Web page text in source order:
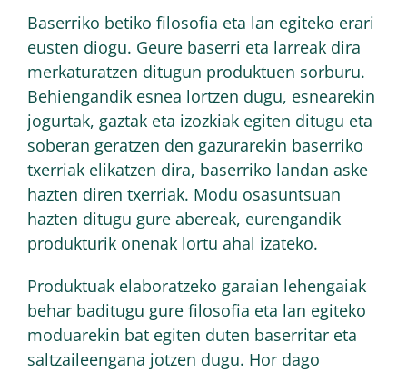
Baserriko betiko filosofia eta lan egiteko erari
eusten diogu. Geure baserri eta larreak dira
merkaturatzen ditugun produktuen sorburu.
Behiengandik esnea lortzen dugu, esnearekin
jogurtak, gaztak eta izozkiak egiten ditugu eta
soberan geratzen den gazurarekin baserriko
txerriak elikatzen dira, baserriko landan aske
hazten diren txerriak. Modu osasuntsuan
hazten ditugu gure abereak, eurengandik
produkturik onenak lortu ahal izateko.
Produktuak elaboratzeko garaian lehengaiak
behar baditugu gure filosofia eta lan egiteko
moduarekin bat egiten duten baserritar eta
saltzaileengana jotzen dugu. Hor dago